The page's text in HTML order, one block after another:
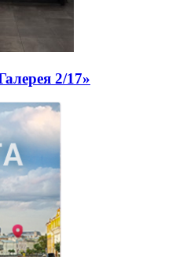
2/17»